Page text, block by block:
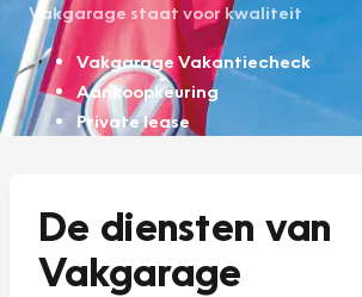
Vakgarage staat voor kwaliteit
Vakgarage Vakantiecheck
Aankoopkeuring
Private lease
De diensten van
Vakgarage